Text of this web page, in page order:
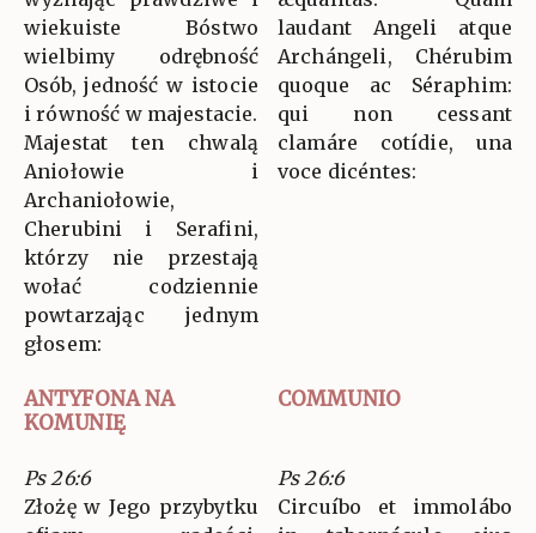
wiekuiste Bóstwo
wielbimy odrębność
Osób, jedność w istocie
i równość w majestacie.
Majestat ten chwalą
Aniołowie i
Archaniołowie,
Cherubini i Serafini,
którzy nie przestają
wołać codziennie
powtarzając jednym
głosem:
laudant Angeli atque
Archángeli, Chérubim
quoque ac Séraphim:
qui non cessant
clamáre cotídie, una
voce dicéntes:
ANTYFONA NA
KOMUNIĘ
COMMUNIO
Ps 26:6
Złożę w Jego przybytku
Ps 26:6
Circuíbo et immolábo